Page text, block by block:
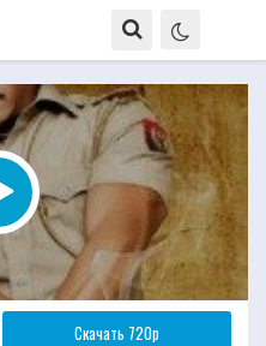
Скачать 720p